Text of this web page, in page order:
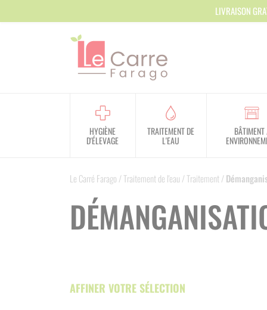
HYGIÈNE
D'ÉLEVAGE
TRAITEMENT DE
L'EAU
Le Carré Farago /Traitement de l'eau /Traitement/
AFFINER VOTRE SÉLECTION
LIVRAISON